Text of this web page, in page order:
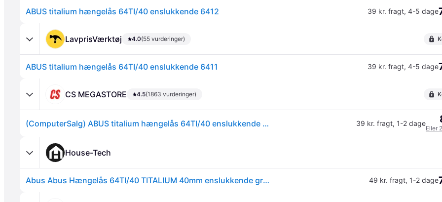
ABUS titalium hængelås 64TI/40 enslukkende 6412 39 kr. fragt, 4-5 dage
LavprisVærktøj 4.0(55 vurderinger)
ABUS titalium hængelås 64TI/40 enslukkende 6411 39 kr. fragt, 4-5 dage
CS MEGASTORE 4.5(1863 vurderinger)
(ComputerSalg) ABUS titalium hængelås 64TI/40 enslukkende 6411 39 kr. fragt, 1-2 dage
Eller
House-Tech
Abus Abus Hængelås 64TI/40 TITALIUM 40mm enslukkende grp. 6411 1 STK 49 kr. fragt, 1-2 dage